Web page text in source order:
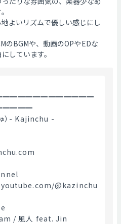
よいリズムで優しい感じにし
のBGMや、動画のOPやEDな
しています。
）- Kajinchu -
@kazinchu
/ 風人 feat. Jin